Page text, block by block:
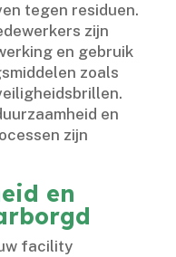
tegen residuen.​
zijn
en gebruik
zoals
en
zijn
en
facility